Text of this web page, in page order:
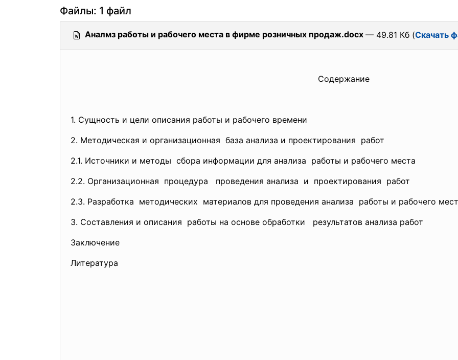
Файлы: 1 файл
Аналмз работы и рабочего места в фирме розничных продаж.docx — 49.81 Кб (Скачать
Содержание
1. Сущность и цели описания работы и рабочего времени
2. Методическая и организационная база анализа и проектирования работ
2.1. Источники и методы сбора информации для анализа работы и рабочего места
2.2. Организационная процедура проведения анализа и проектирования работ
2.3. Разработка методических материалов для проведения анализа работы и рабочего
3. Составления и описания работы на основе обработки результатов анализа работ
Заключение
Литература